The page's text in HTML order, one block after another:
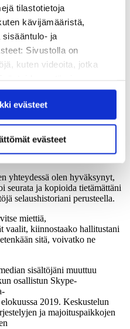
tilastotietoja
kävijämääristä,
ja
Sivustolla on
kuten videoita, jotka
näkymisen.
varmistat, että kaikki
evästeet
evästeet
sovittuja aikatauluja, jaettuja
sekä vitsailua, jota syntyy,
heitetään yhdessä kolmen viikon
jossa
ministerin
turvallisuusasiakirjoja ja
työntekijöitä.
yhteydessä olen hyväksynyt,
seurata ja kopioida tietämättäni
selaushistoriani perusteella.
miettiä,
vaalit, kiinnostaako hallitustani
sitä, voivatko ne
sisältöjäni muuttuu
osallistun Skype-
2019. Keskustelun
ja majoituspaikkojen